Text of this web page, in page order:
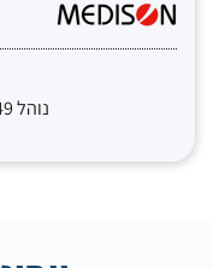
נוהל 49 סעיף 3.1, סעיף 3.2.3